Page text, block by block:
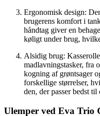
Ergonomisk design:
brugerens komfort i
håndtag giver en
køligt under brug,
Alsidig brug:
madlavningstasker, fra
kogning af grøntsager
forskellige størrelser,
den, der passer bedst til
Ulemper ved Eva Trio